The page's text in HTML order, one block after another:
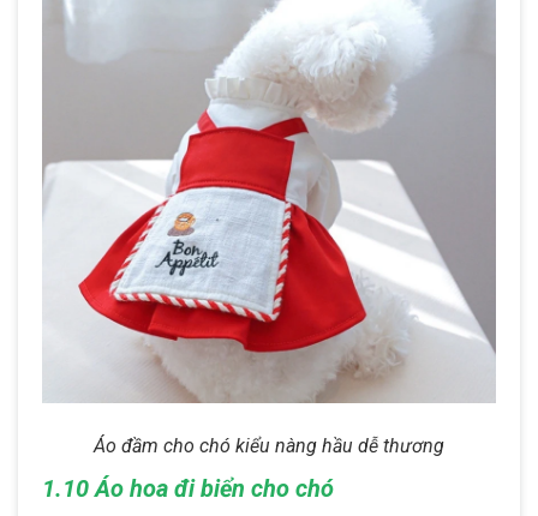
Áo đầm cho chó kiểu nàng hầu dễ thương
1.10 Áo hoa đi biển cho chó